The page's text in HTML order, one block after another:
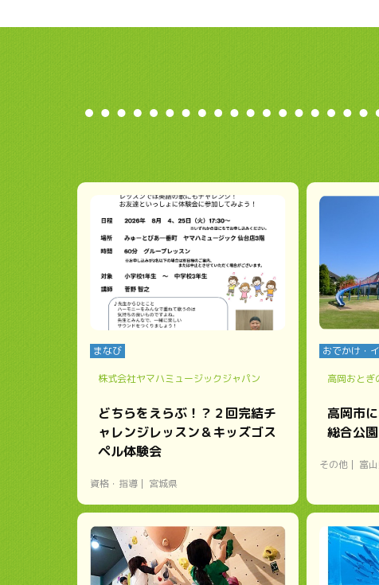
まなび
株式会社ヤマハミュージックジャパン
どちらをえらぶ！？２回完結チ
ャレンジレッスン＆キッズゴス
ペル体験会
資格・指導 宮城県
おでかけ・
高岡おとぎ
高岡市
総合公園
その他 富